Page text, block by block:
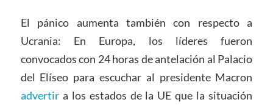
El pánico aumenta también con respecto a
Ucrania: En Europa, los líderes fueron
convocados con 24 horas de antelación al Palacio
del Elíseo para escuchar al presidente Macron
advertira los estados de la UE que la situación